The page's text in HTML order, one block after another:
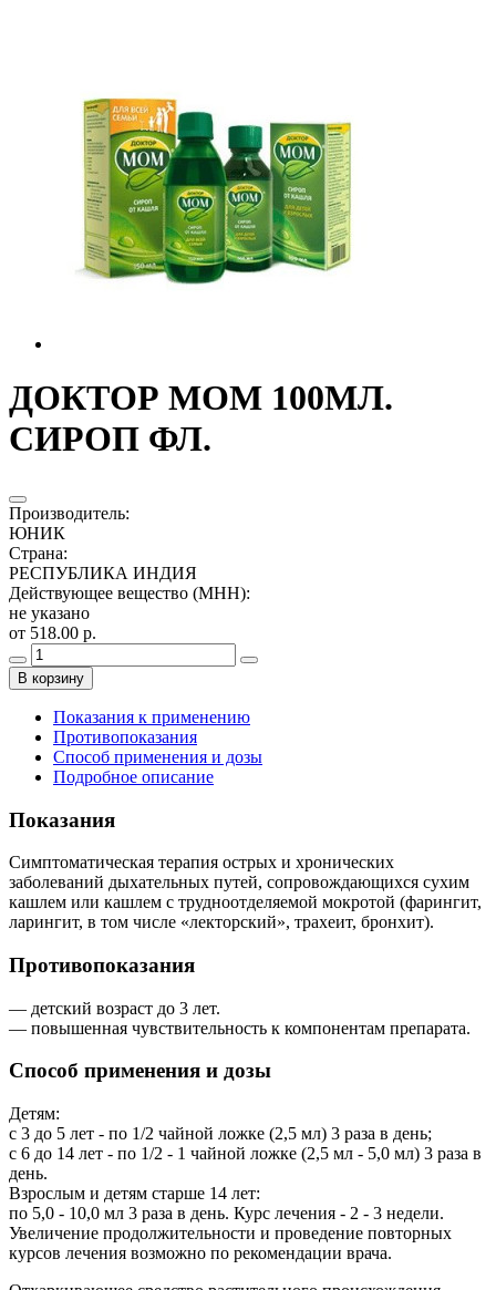
ДОКТОР МОМ 100МЛ.
СИРОП ФЛ.
Производитель:
ЮНИК
Страна:
РЕСПУБЛИКА ИНДИЯ
Действующее вещество (МНН):
не указано
от 518.00 р.
В корзину
Показания к применению
Противопоказания
Способ применения и дозы
Подробное описание
Показания
Симптоматическая терапия острых и хронических
заболеваний дыхательных путей, сопровождающихся сухим
кашлем или кашлем с трудноотделяемой мокротой (фарингит,
ларингит, в том числе «лекторский», трахеит, бронхит).
Противопоказания
— детский возраст до 3 лет.
— повышенная чувствительность к компонентам препарата.
Способ применения и дозы
Детям:
с 3 до 5 лет - по 1/2 чайной ложке (2,5 мл) 3 раза в день;
с 6 до 14 лет - по 1/2 - 1 чайной ложке (2,5 мл - 5,0 мл) 3 раза в
день.
Взрослым и детям старше 14 лет:
по 5,0 - 10,0 мл 3 раза в день. Курс лечения - 2 - 3 недели.
Увеличение продолжительности и проведение повторных
курсов лечения возможно по рекомендации врача.